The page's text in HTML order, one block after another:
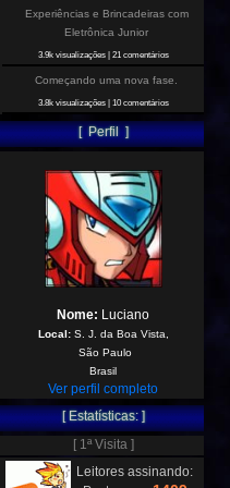
Experiências e Brincadeiras com
Eletrônica Junior
3.9k visualizações| 21 comentários
Começando uma nova fase.
3.8k visualizações| 10 comentários
[ Perfil ]
Nome: Luciano
Local:S. J. da Boa Vista,
São Paulo
Brasil
Ver perfil completo
[ Estatísticas: ]
[ 1ª Visita ]
Leitores assinando: